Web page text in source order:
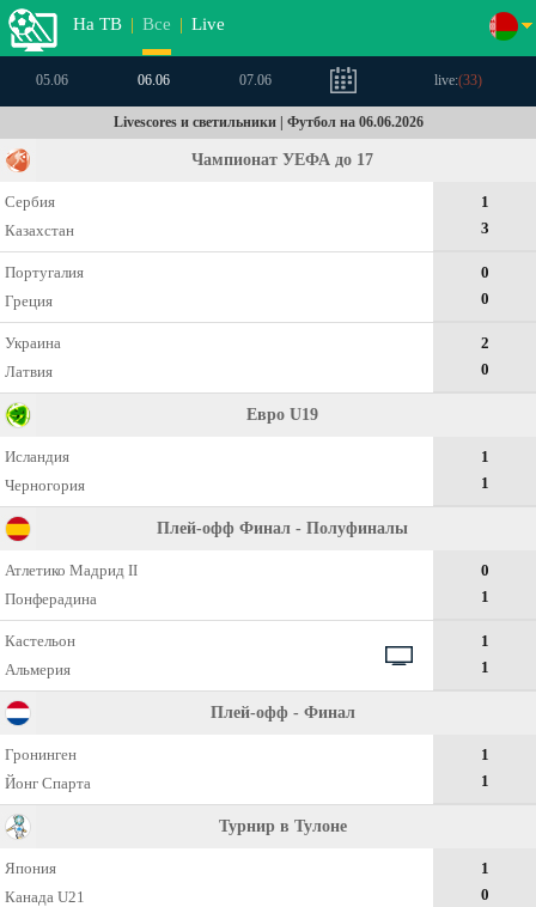
На ТВ | Все | Live
05.06 06.06 07.06 live:(33)
Livescores и светильники | Футбол на 06.06.2026
Чампионат УЕФА до 17
Сербия
Казахстан
1
3
Португалия
Греция
0
0
Украина
Латвия
2
0
Евро U19
Исландия
Черногория
1
1
Плей-офф Финал - Полуфиналы
Атлетико Мадрид II
Понферадина
0
1
Кастельон
Альмерия
1
1
Плей-офф - Финал
Гронинген
Йонг Спарта
1
1
Турнир в Тулоне
Япония
Канада U21
1
0